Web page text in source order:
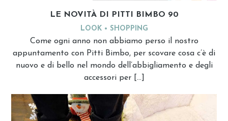
LE NOVITÀ DI PITTI BIMBO 90
LOOK SHOPPING
Come ogni anno non abbiamo perso il nostro
appuntamento con Pitti Bimbo, per scovare cosa c’è di
nuovo e di bello nel mondo dell’abbigliamento e degli
accessori per […]